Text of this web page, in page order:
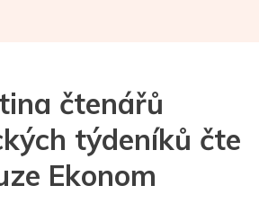
čtenářů
týdeníků čte
Ekonom